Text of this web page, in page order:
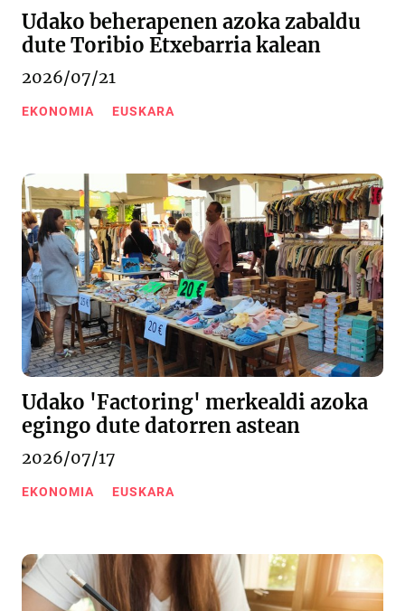
Udako beherapenen azoka zabaldu
dute Toribio Etxebarria kalean
2026/07/21
EKONOMIA EUSKARA
Udako 'Factoring' merkealdi azoka
egingo dute datorren astean
2026/07/17
EKONOMIA EUSKARA